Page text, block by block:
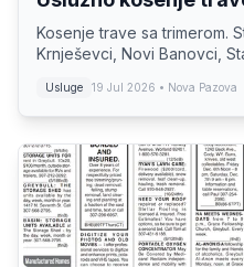
Kosenje trave sa trimerom.
Krnješevci, Novi Banovci,
voćnjake, moguć dogovor i
Usluge 19 Jul 2026 • Nova Pazova